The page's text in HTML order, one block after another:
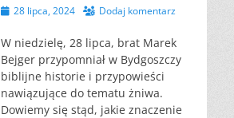
Opublikowano
28 lipca, 2024 Dodaj komentarz
W niedzielę, 28 lipca, brat Marek
Bejger przypomniał w Bydgoszczy
biblijne historie i przypowieści
nawiązujące do tematu żniwa.
Dowiemy się stąd, jakie znaczenie